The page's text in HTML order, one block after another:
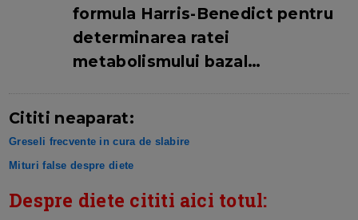
formula Harris-Benedict pentru
determinarea ratei
metabolismului bazal…
Cititi neaparat:
Greseli frecvente in cura de slabire
Mituri false despre diete
Despre diete cititi aici totul: